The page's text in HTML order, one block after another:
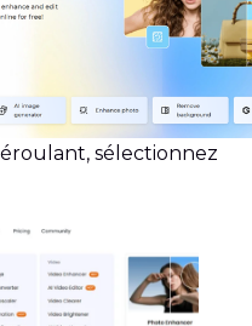
sélectionnez